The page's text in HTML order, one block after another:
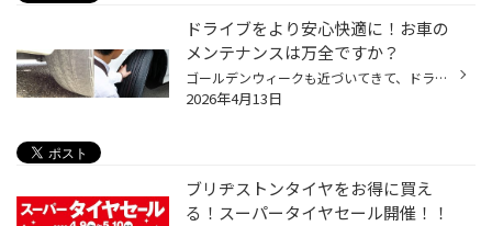
ドライブをより安心快適に！お車の
メンテナンスは万全ですか？
ゴールデンウィークも近づいてきて、ドライブやお車でのお出かけを予定されている方も 多くいらっしゃると思います。 安心してお出かけいただくためにも、久しぶりに運転される方、長距離運転のご予定がある方は 特にお車のメンテナンスを事前にしっかりしましょう！ 【お出かけ前のメンテナンスポ...
2026年4月13日
ブリヂストンタイヤをお得に買え
る！スーパータイヤセール開催！！